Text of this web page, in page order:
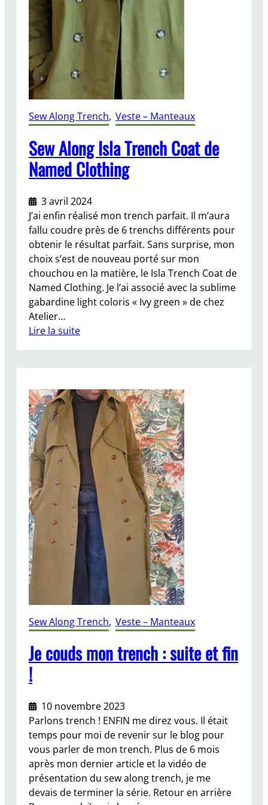
Sew Along Trench, Veste – Manteaux
Sew Along Isla Trench Coat de
Named Clothing
3 avril 2024
J’ai enfin réalisé mon trench parfait. Il m’aura
fallu coudre près de 6 trenchs différents pour
obtenir le résultat parfait. Sans surprise, mon
choix s’est de nouveau porté sur mon
chouchou en la matière, le Isla Trench Coat de
Named Clothing. Je l’ai associé avec la sublime
gabardine light coloris « Ivy green » de chez
Atelier…
Lire la suite
w
A
I
s
l
a
h
C
o
t
N
a
m
e
d
C
l
Sew Along Trench, Veste – Manteaux
Je couds mon trench : suite et fin
!
10 novembre 2023
Parlons trench ! ENFIN me direz vous. Il était
temps pour moi de revenir sur le blog pour
vous parler de mon trench. Plus de 6 mois
après mon dernier article et la vidéo de
présentation du sew along trench, je me
devais de terminer la série. Retour en arrière